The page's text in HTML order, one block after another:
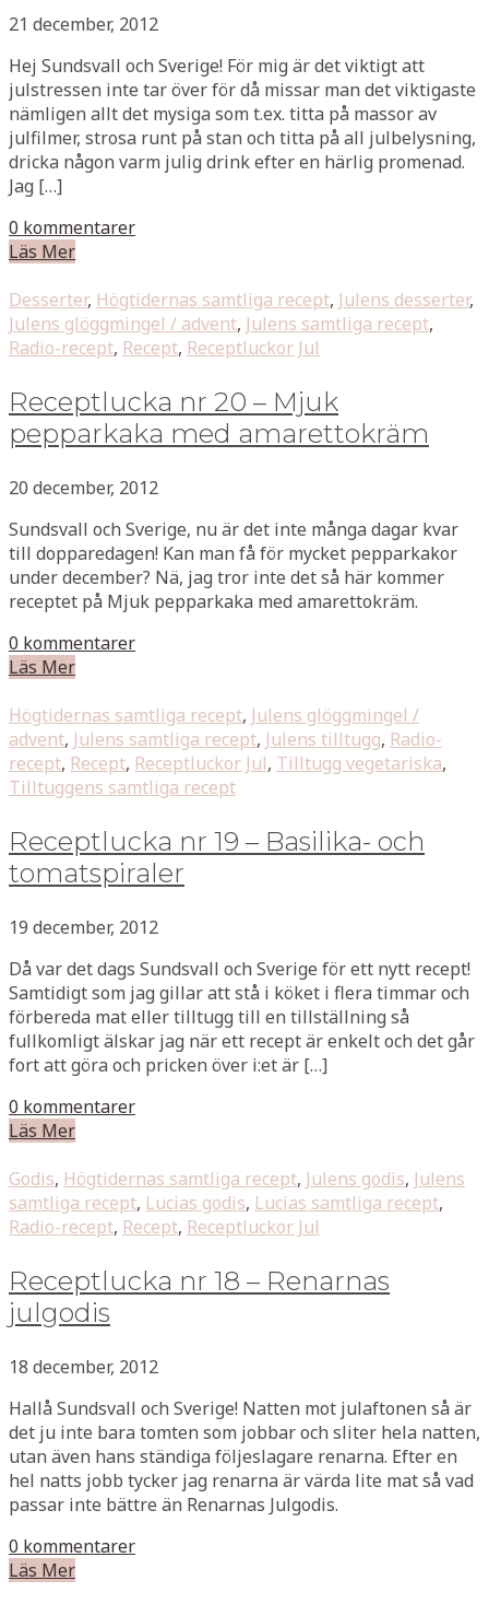
21 december, 2012
Hej Sundsvall och Sverige! För mig är det viktigt att
julstressen inte tar över för då missar man det viktigaste
nämligen allt det mysiga som t.ex. titta på massor av
julfilmer, strosa runt på stan och titta på all julbelysning,
dricka någon varm julig drink efter en härlig promenad.
Jag […]
0 kommentarer
Läs Mer
Desserter, Högtidernas samtliga recept, Julens desserter,
Julens glöggmingel / advent, Julens samtliga recept,
Radio-recept, Recept, Receptluckor Jul
Receptlucka nr 20 – Mjuk
pepparkaka med amarettokräm
20 december, 2012
Sundsvall och Sverige, nu är det inte många dagar kvar
till dopparedagen! Kan man få för mycket pepparkakor
under december? Nä, jag tror inte det så här kommer
receptet på Mjuk pepparkaka med amarettokräm.
0 kommentarer
Läs Mer
Högtidernas samtliga recept, Julens glöggmingel /
advent, Julens samtliga recept, Julens tilltugg, Radio-
recept, Recept, Receptluckor Jul, Tilltugg vegetariska,
Tilltuggens samtliga recept
Receptlucka nr 19 – Basilika- och
tomatspiraler
19 december, 2012
Då var det dags Sundsvall och Sverige för ett nytt recept!
Samtidigt som jag gillar att stå i köket i flera timmar och
förbereda mat eller tilltugg till en tillställning så
fullkomligt älskar jag när ett recept är enkelt och det går
fort att göra och pricken över i:et är […]
0 kommentarer
Läs Mer
Godis, Högtidernas samtliga recept, Julens godis, Julens
samtliga recept, Lucias godis, Lucias samtliga recept,
Radio-recept, Recept, Receptluckor Jul
Receptlucka nr 18 – Renarnas
julgodis
18 december, 2012
Hallå Sundsvall och Sverige! Natten mot julaftonen så är
det ju inte bara tomten som jobbar och sliter hela natten,
utan även hans ständiga följeslagare renarna. Efter en
hel natts jobb tycker jag renarna är värda lite mat så vad
passar inte bättre än Renarnas Julgodis.
0 kommentarer
Läs Mer